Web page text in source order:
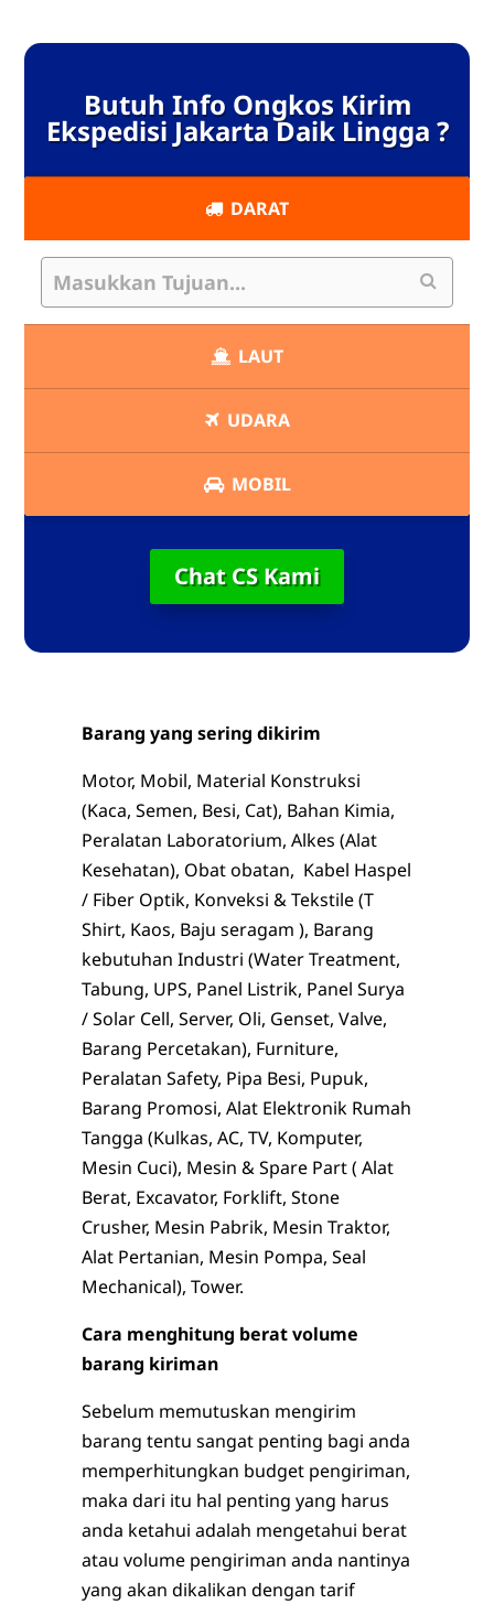
Butuh Info Ongkos Kirim
Ekspedisi Jakarta Daik Lingga ?
DARAT
LAUT
UDARA
MOBIL
Chat CS Kami
Barang yang sering dikirim
Motor, Mobil, Material Konstruksi
(Kaca, Semen, Besi, Cat), Bahan Kimia,
Peralatan Laboratorium, Alkes (Alat
Kesehatan), Obat obatan, Kabel Haspel
/ Fiber Optik, Konveksi & Tekstile (T
Shirt, Kaos, Baju seragam ), Barang
kebutuhan Industri (Water Treatment,
Tabung, UPS, Panel Listrik, Panel Surya
/ Solar Cell, Server, Oli, Genset, Valve,
Barang Percetakan), Furniture,
Peralatan Safety, Pipa Besi, Pupuk,
Barang Promosi, Alat Elektronik Rumah
Tangga (Kulkas, AC, TV, Komputer,
Mesin Cuci), Mesin & Spare Part ( Alat
Berat, Excavator, Forklift, Stone
Crusher, Mesin Pabrik, Mesin Traktor,
Alat Pertanian, Mesin Pompa, Seal
Mechanical), Tower.
Cara menghitung berat volume
barang kiriman
Sebelum memutuskan mengirim
barang tentu sangat penting bagi anda
memperhitungkan budget pengiriman,
maka dari itu hal penting yang harus
anda ketahui adalah mengetahui berat
atau volume pengiriman anda nantinya
yang akan dikalikan dengan tarif